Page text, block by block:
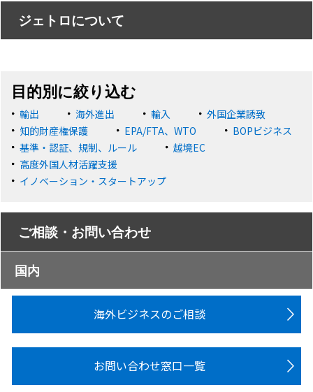
ジェトロについて
目的別に絞り込む
輸出 海外進出 輸入
外国企業誘致
知的財産権保護
EPA/FTA、WTO
BOPビジネス
基準・認証、規制、ルール
越境EC
高度外国人材活躍支援
イノベーション・スタートアップ
ご相談・お問い合わせ
国内
海外ビジネスのご相談
お問い合わせ窓口一覧